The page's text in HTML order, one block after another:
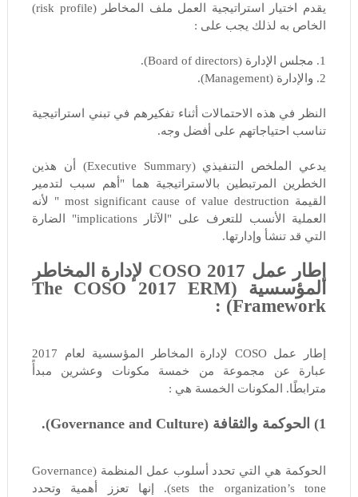
يقدم اختيار استراتيجية العمل ملف المخاطر (risk profile)
الخاص به لذلك يجب على :
1. مجلس الإدارة (Board of directors).
2. والإدارة (Management).
النظر في هذه الاحتمالات أثناء تفكيرهم في تبني استراتيجية
تناسب احتياجاتهم على أفضل وجه.
يدعي الملخص التنفيذي (Executive Summary) أن هذين
الخطرين المرتبطين بالاستراتيجية هما "أهم سبب لتدمير
القيمة most significant cause of value destruction " لأنه
العملية الأنسب للتعرف على "الآثار implications" الضارة
التي قد تنشأ وإدارتها.
إطار عمل COSO 2017 لإدارة المخاطر
المؤسسية (The COSO 2017 ERM
Framework) :
إطار عمل COSO لإدارة المخاطر المؤسسية لعام 2017
عبارة عن مجموعة من خمسة مكونات وعشرين مبدأً
مترابطًا. المكونات الخمسة هي :
1) الحوكمة والثقافة (Governance and Culture).
الحوكمة هي التي تحدد أسلوب عمل المنظمة (Governance
sets the organization’s tone). إنها تعزز أهمية وتحدد